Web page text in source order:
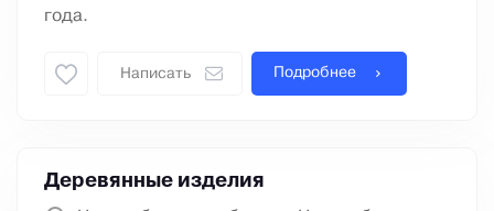
года.
Написать Подробнее
Деревянные изделия